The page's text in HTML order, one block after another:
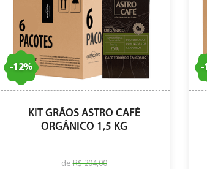
-12%
KIT GRÃOS ASTRO CAFÉ
ORGÂNICO 1,5 KG
deR$ 204,00
-